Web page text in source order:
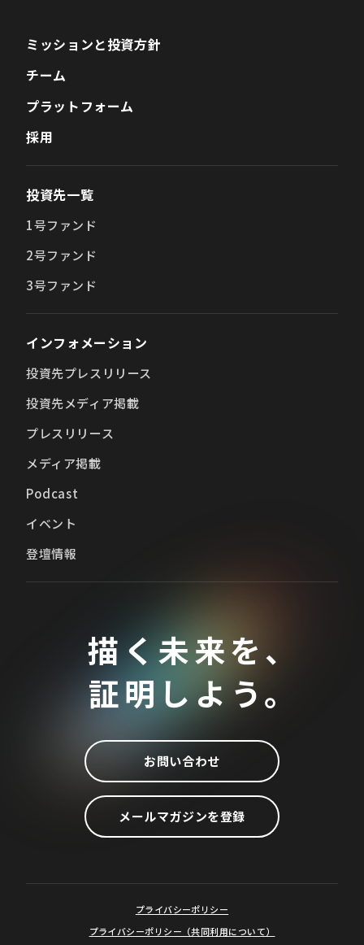
ミッションと投資方針
チーム
プラットフォーム
採用
投資先一覧
1号ファンド
2号ファンド
3号ファンド
インフォメーション
投資先プレスリリース
投資先メディア掲載
プレスリリース
メディア掲載
Podcast
イベント
登壇情報
描く未来を、
証明しよう。
お問い合わせ
メールマガジンを登録
プライバシーポリシー
プライバシーポリシー（共同利用について）